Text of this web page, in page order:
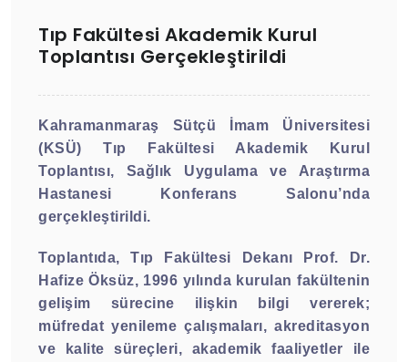
Tıp Fakültesi Akademik Kurul
Toplantısı Gerçekleştirildi
Kahramanmaraş Sütçü İmam Üniversitesi
(KSÜ) Tıp Fakültesi Akademik Kurul
Toplantısı, Sağlık Uygulama ve Araştırma
Hastanesi Konferans Salonu’nda
gerçekleştirildi.
Toplantıda, Tıp Fakültesi Dekanı Prof. Dr.
Hafize Öksüz, 1996 yılında kurulan fakültenin
gelişim sürecine ilişkin bilgi vererek;
müfredat yenileme çalışmaları, akreditasyon
ve kalite süreçleri, akademik faaliyetler ile